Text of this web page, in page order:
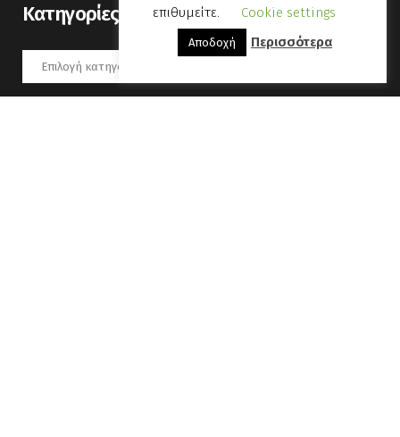
Kατηγορίες
Kατηγορίες
επιθυμείτε.
Cookie settings
Αποδοχή Περισσότερα